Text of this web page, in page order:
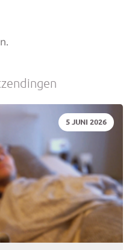
DATUM:
5 JUNI 2026